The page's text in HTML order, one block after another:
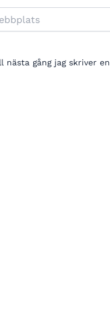
gång jag skriver en